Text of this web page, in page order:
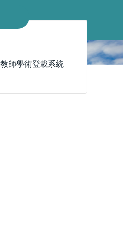
教師學術登載系統